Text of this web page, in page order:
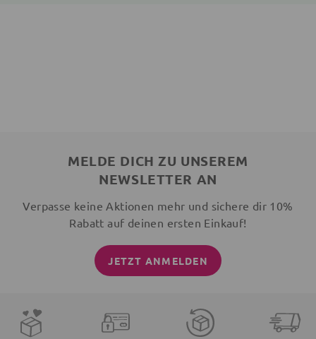
MELDE DICH ZU UNSEREM
NEWSLETTER AN
Verpasse keine Aktionen mehr und sichere dir 10%
Rabatt auf deinen ersten Einkauf!
JETZT ANMELDEN